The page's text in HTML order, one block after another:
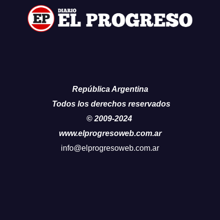
República Argentina
Todos los derechos reservados
© 2009-2024
www.elprogresoweb.com.ar
info@elprogresoweb.com.ar